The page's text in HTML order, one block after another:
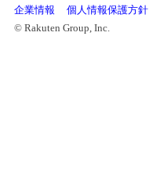
企業情報 個人情報保護方針
© Rakuten Group, Inc.